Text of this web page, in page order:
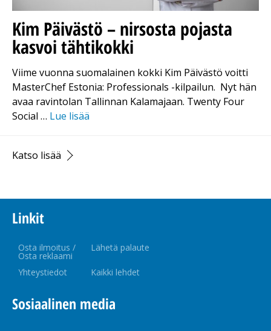
Kim Päivästö – nirsosta pojasta
kasvoi tähtikokki
Viime vuonna suomalainen kokki Kim Päivästö voitti
MasterChef Estonia: Professionals -kilpailun. Nyt hän
avaa ravintolan Tallinnan Kalamajaan. Twenty Four
Social … Lue lisää
Katso lisää
Linkit
Osta ilmoitus /
Osta reklaami
Lähetä palaute
Yhteystiedot Kaikki lehdet
Sosiaalinen media